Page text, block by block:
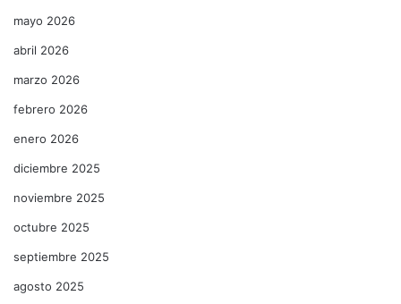
mayo 2026
abril 2026
marzo 2026
febrero 2026
enero 2026
diciembre 2025
noviembre 2025
octubre 2025
septiembre 2025
agosto 2025